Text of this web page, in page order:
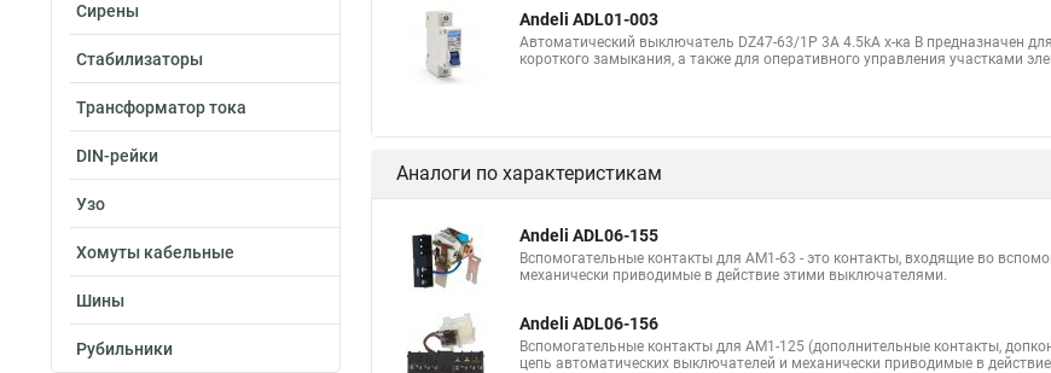
Сирены
Стабилизаторы
Трансформатор тока
DIN-рейки
Узо
Хомуты кабельные
Шины
Рубильники
Andeli ADL01-003
Автоматический выключатель DZ47-63/1P 3A 4.5kA х-ка B предназначен
короткого замыкания, а также для оперативного управления участками
Аналоги по характеристикам
Andeli ADL06-155
Вспомогательные контакты для AM1-63 - это контакты, входящие во
механически приводимые в действие этими выключателями.
Andeli ADL06-156
Вспомогательные контакты для AM1-125 (дополнительные контакты,
цепь автоматических выключателей и механически приводимые в